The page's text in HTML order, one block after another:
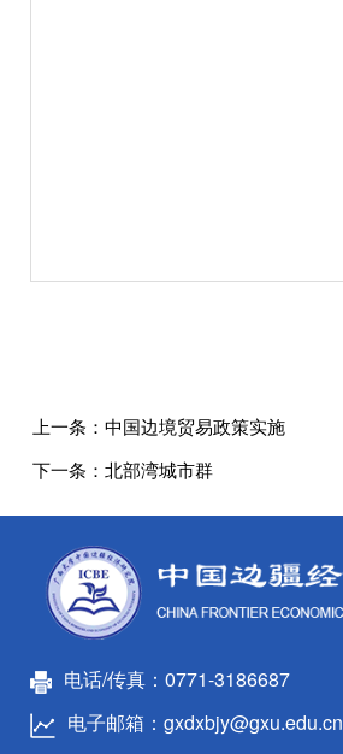
上一条： 中国边境贸易政策实施
下一条： 北部湾城市群
电话/传真：0771-3186687
电子邮箱：gxdxbjy@gxu.edu.cn